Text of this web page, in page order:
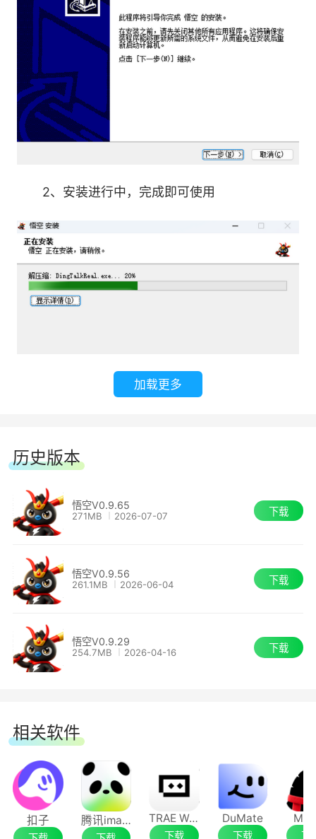
通过钉钉 IM 可以随时发起任务、接收进度通
知、查看执行结果。即使电脑离线，任务状态也会
自动同步到手机端，不错过任何重要节点。
4.长期记忆，越用越聪明
记忆你的上下文，通过你和悟空的沟通，帮助
软件特色：
1、能聊天，更能做事
悟空不只是聊天助手，更是你的行动搭档。它
能直接操作钉钉中的文档、日程、审批等应用，把
2、深度接入钉钉，随时掌控工作进度
端同步，随时随地发起对话完成工作。无论你在办
公室还是在路上，一句话就能调动整个钉钉平台。
2、安装进行中，完成即可使用
加载更多
历史版本
悟空V0.9.65
271MB 2026-07-07 下载
悟空V0.9.56
261.1MB 2026-06-04 下载
悟空V0.9.29
254.7MB 2026-04-16 下载
相关软件
扣子 腾讯ima客户端 TRAE Work
下载
DuMate
下载 下